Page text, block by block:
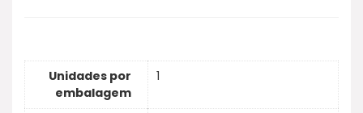
Unidades por
embalagem
1